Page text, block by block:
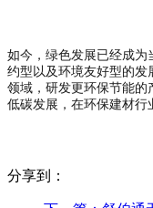
如今，绿色发展已经成
约型以及环境友好型的发
领域，研发更环保节能的
低碳发展，在环保建材行
分享到：